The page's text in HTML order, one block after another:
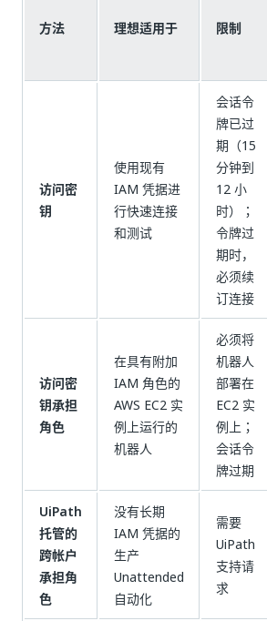
方法 理想适用于 限制
访问密
钥
使用现有
IAM 凭据进
行快速连接
和测试
会话令
牌已过
期（15
分钟到
12 小
时）；
令牌过
期时，
必须续
订连接
访问密
钥承担
角色
在具有附加
IAM 角色的
AWS EC2 实
例上运行的
机器人
必须将
机器人
部署在
EC2 实
例上；
会话令
牌过期
UiPath
托管的
跨帐户
承担角
色
没有长期
IAM 凭据的
生产
Unattended
自动化
需要
UiPath
支持请
求